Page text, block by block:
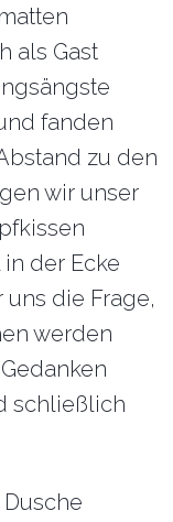
als Gast
fanden
zu den
wir unser
der Ecke
die Frage,
werden
schließlich